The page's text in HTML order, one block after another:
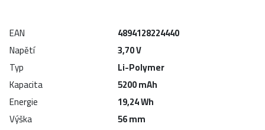
EAN
4894128224440
Napětí
3,70 V
Typ
Li-Polymer
Kapacita
5200 mAh
Energie
19,24 Wh
Výška
56 mm